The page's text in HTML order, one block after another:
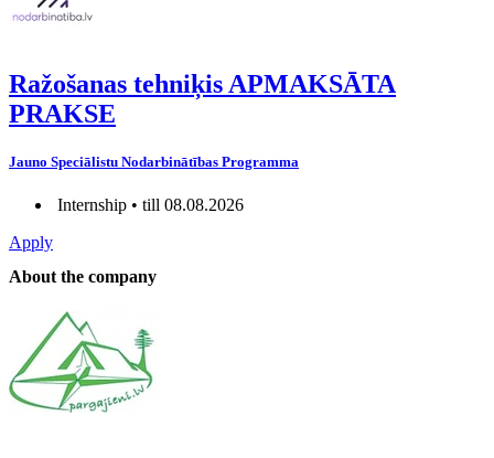
Ražošanas tehniķis APMAKSĀTA
PRAKSE
Jauno Speciālistu Nodarbinātības Programma
Internship • till 08.08.2026
Apply
About the company